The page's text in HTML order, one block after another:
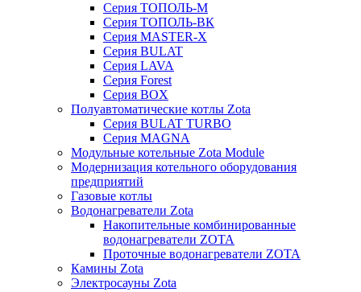
Серия ТОПОЛЬ-М
Серия ТОПОЛЬ-ВК
Серия MASTER-X
Серия BULAT
Серия LAVA
Серия Forest
Серия BOX
Полуавтоматические котлы Zota
Серия BULAT TURBO
Серия MAGNA
Модульные котельные Zota Module
Модернизация котельного оборудования
предприятий
Газовые котлы
Водонагреватели Zota
Накопительные комбинированные
водонагреватели ZOTA
Проточные водонагреватели ZOTA
Камины Zota
Электросауны Zota